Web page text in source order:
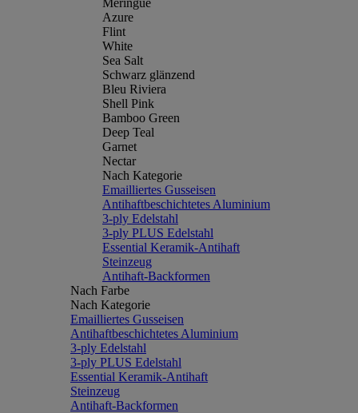
Meringue
Azure
Flint
White
Sea Salt
Schwarz glänzend
Bleu Riviera
Shell Pink
Bamboo Green
Deep Teal
Garnet
Nectar
Nach Kategorie
Emailliertes Gusseisen
Antihaftbeschichtetes Aluminium
3-ply Edelstahl
3-ply PLUS Edelstahl
Essential Keramik-Antihaft
Steinzeug
Antihaft-Backformen
Nach Farbe
Nach Kategorie
Emailliertes Gusseisen
Antihaftbeschichtetes Aluminium
3-ply Edelstahl
3-ply PLUS Edelstahl
Essential Keramik-Antihaft
Steinzeug
Antihaft-Backformen